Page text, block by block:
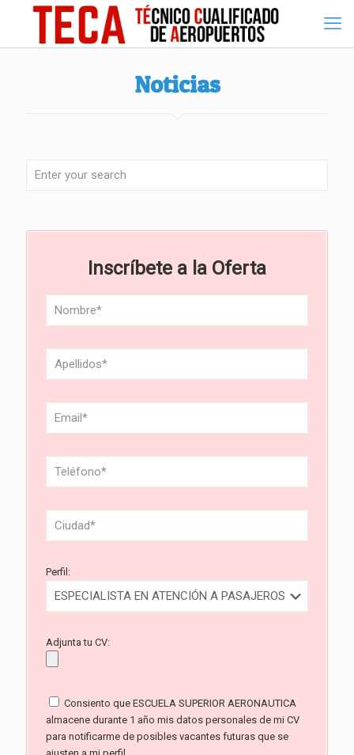
Noticias
Inscríbete a la Oferta
Perfil:
Adjunta tu CV:
Consiento que ESCUELA SUPERIOR AERONAUTICA
almacene durante 1 año mis datos personales de mi CV
para notificarme de posibles vacantes futuras que se